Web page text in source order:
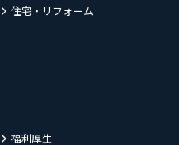
住宅・リフォーム
福利厚生